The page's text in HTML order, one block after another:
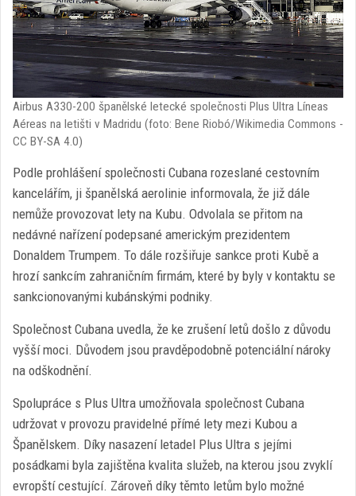
Airbus A330-200 španělské letecké společnosti Plus Ultra Líneas
Aéreas na letišti v Madridu (foto: Bene Riobó/Wikimedia Commons -
CC BY-SA 4.0)
Podle prohlášení společnosti Cubana rozeslané cestovním
kancelářím, ji španělská aerolinie informovala, že již dále
nemůže provozovat lety na Kubu. Odvolala se přitom na
nedávné nařízení podepsané americkým prezidentem
Donaldem Trumpem. To dále rozšiřuje sankce proti Kubě a
hrozí sankcím zahraničním firmám, které by byly v kontaktu se
sankcionovanými kubánskými podniky.
Společnost Cubana uvedla, že ke zrušení letů došlo z důvodu
vyšší moci. Důvodem jsou pravděpodobně potenciální nároky
na odškodnění.
Spolupráce s Plus Ultra umožňovala společnost Cubana
udržovat v provozu pravidelné přímé lety mezi Kubou a
Španělskem. Díky nasazení letadel Plus Ultra s jejími
posádkami byla zajištěna kvalita služeb, na kterou jsou zvyklí
evropští cestující. Zároveň díky těmto letům bylo možné